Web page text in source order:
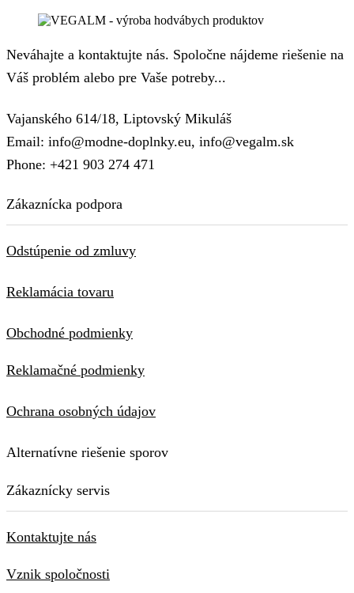
Neváhajte a kontaktujte nás. Spoločne nájdeme riešenie na
Váš problém alebo pre Vaše potreby...
Vajanského 614/18, Liptovský Mikuláš
Email: info@modne-doplnky.eu, info@vegalm.sk
Phone: +421 903 274 471
Zákaznícka podpora
Odstúpenie od zmluvy
Reklamácia tovaru
Obchodné podmienky
Reklamačné podmienky
Ochrana osobných údajov
Alternatívne riešenie sporov
Zákaznícky servis
Kontaktujte nás
Vznik spoločnosti